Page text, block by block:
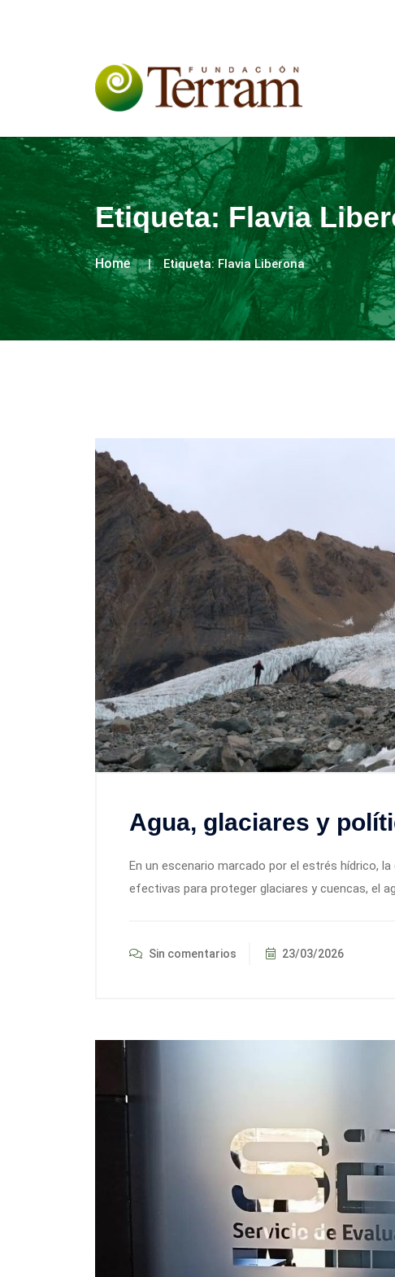
Etiqueta:Flavia
Home Etiqueta:Flavia Liberona
Agua, glaciares y
En un escenario marcado por el estrés hídrico,
efectivas para proteger glaciares y cuencas, el
Sin comentarios 23/03/2026